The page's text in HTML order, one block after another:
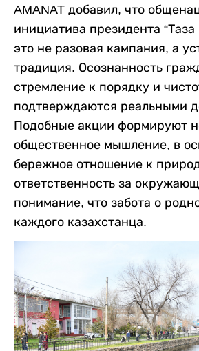
AMANAT добавил, что
инициатива президента “Таза
это не разовая кампания, а
традиция. Осознанность
стремление к порядку и
подтверждаются реальными
Подобные акции формируют
общественное мышление, в
бережное отношение к
ответственность за
понимание, что забота о
каждого казахстанца.